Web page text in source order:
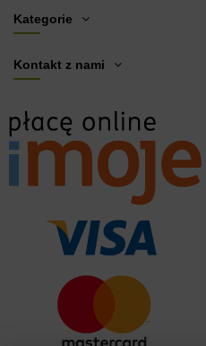
Kategorie
Kontakt z nami